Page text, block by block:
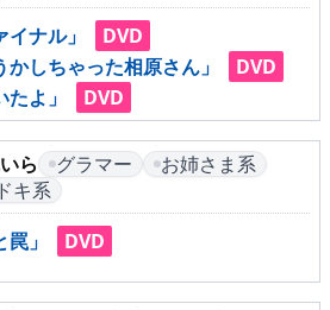
メニュー
イナル」
DVD
かしちゃった相原さん」
DVD
たよ」
DVD
ら グラマー
お姉さま系
キ系
罠」
DVD